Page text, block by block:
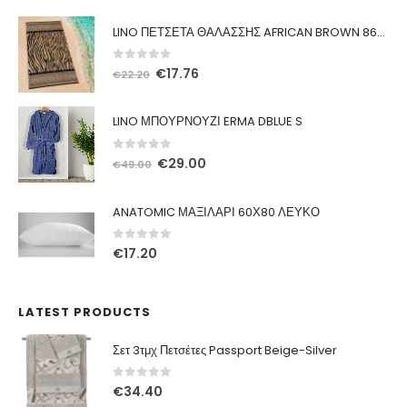
LINO ΠΕΤΣΕΤΑ ΘΑΛΑΣΣΗΣ AFRICAN BROWN 86X160
out of 5
€22.20 Original
€17.76
LINO ΜΠΟΥΡΝΟΥΖΙ ERMA DBLUE S
out of 5
€49.00 Original
€29.00
ANATOMIC ΜΑΞΙΛΑΡΙ 60Χ80 ΛΕΥΚΟ
0out of 5
€17.20
LATEST PRODUCTS
Σετ 3τμχ Πετσέτες Passport Beige-Silver
0out of 5
€34.40